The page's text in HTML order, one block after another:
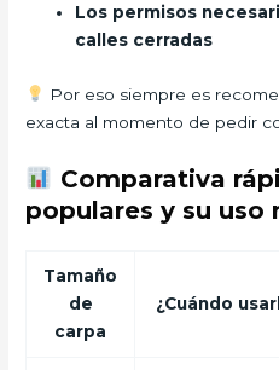
Los permisos
calles cerradas
Por eso siempre es
exacta al momento de pedir
Comparativa
populares y su uso
Tamaño
de
carpa
¿Cuándo